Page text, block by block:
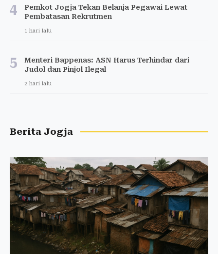
4
Pemkot Jogja Tekan Belanja Pegawai Lewat
Pembatasan Rekrutmen
1 hari lalu
5
Menteri Bappenas: ASN Harus Terhindar dari
Judol dan Pinjol Ilegal
2 hari lalu
Berita Jogja